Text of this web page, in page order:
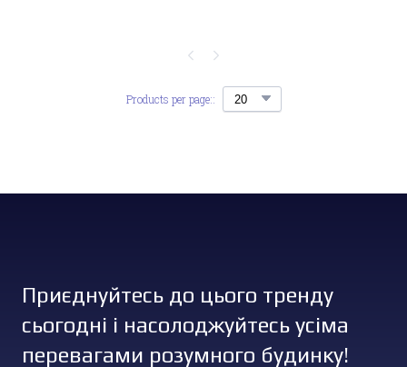
Products per page::
Приєднуйтесь до цього тренду
сьогодні і насолоджуйтесь усіма
перевагами розумного будинку!